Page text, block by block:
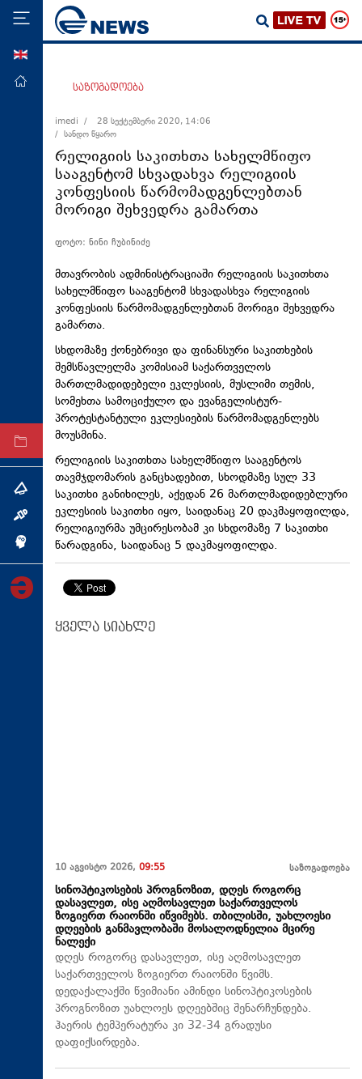
მთავარი
ეკონომიკა
მსოფლიო
ჯანდაცვა
საზოგადოება
სამართალი
თავდაცვა
რეგიონი
კულტურა
სპორტი
ტაბლოიდი
თემა
ინტერვიუ
ინქვიზიცია
საზოგადოება
imedi /
28 სექტემბერი 2020, 14:06
/ სანდო წყარო
რელიგიის საკითხთა სახელმწიფო
სააგენტომ სხვადახვა რელიგიის
კონფესიის წარმომადგენლებთან
მორიგი შეხვედრა გამართა
ფოტო: ნინი ჩუბინიძე
მთავრობის ადმინისტრაციაში რელიგიის საკითხთა
სახელმწიფო სააგენტომ სხვადასხვა რელიგიის
კონფესიის წარმომადგენლებთან მორიგი შეხვედრა
გამართა.
სხდომაზე ქონებრივი და ფინანსური საკითხების
შემსწავლელმა კომისიამ საქართველოს
მართლმადიდებელი ეკლესიის, მუსლიმი თემის,
სომეხთა სამოციქულო და ევანგელისტურ-
პროტესტანტული ეკლესიების წარმომადგენლებს
მოუსმინა.
რელიგიის საკითხთა სახელმწიფო სააგენტოს
თავმჯდომარის განცხადებით, სხოდმაზე სულ 33
საკითხი განიხილეს, აქედან 26 მართლმადიდებლური
ეკლესიის საკითხი იყო, საიდანაც 20 დაკმაყოფილდა,
რელიგიურმა უმცირესობამ კი სხდომაზე 7 საკითხი
წარადგინა, საიდანაც 5 დაკმაყოფილდა.
ყველა სიახლე
10 აგვისტო 2026, 09:55 საზოგადოება
სინოპტიკოსების პროგნოზით, დღეს როგორც
დასავლეთ, ისე აღმოსავლეთ საქართველოს
ზოგიერთ რაიონში იწვიმებს. თბილისში, უახლოესი
დღეების განმავლობაში მოსალოდნელია მცირე
ნალექი
დღეს როგორც დასავლეთ, ისე აღმოსავლეთ
საქართველოს ზოგიერთ რაიონში წვიმს.
დედაქალაქში წვიმიანი ამინდი სინოპტიკოსების
პროგნოზით უახლოეს დღეებშიც შენარჩუნდება.
ჰაერის ტემპერატურა კი 32-34 გრადუსი
დაფიქსირდება.